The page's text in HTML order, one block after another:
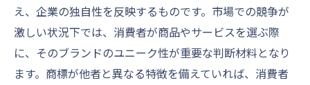
え、企業の独自性を反映するものです。市場での競争が
激しい状況下では、消費者が商品やサービスを選ぶ際
に、そのブランドのユニーク性が重要な判断材料となり
ます。商標が他者と異なる特徴を備えていれば、消費者